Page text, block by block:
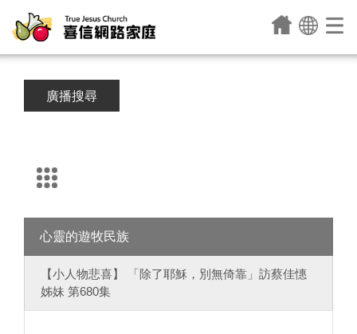
廣播搜尋
心靈的遊牧民族
【小人物悲喜】 「除了耶穌，別無倚靠」訪蔡佳憓
姊妹 第680集